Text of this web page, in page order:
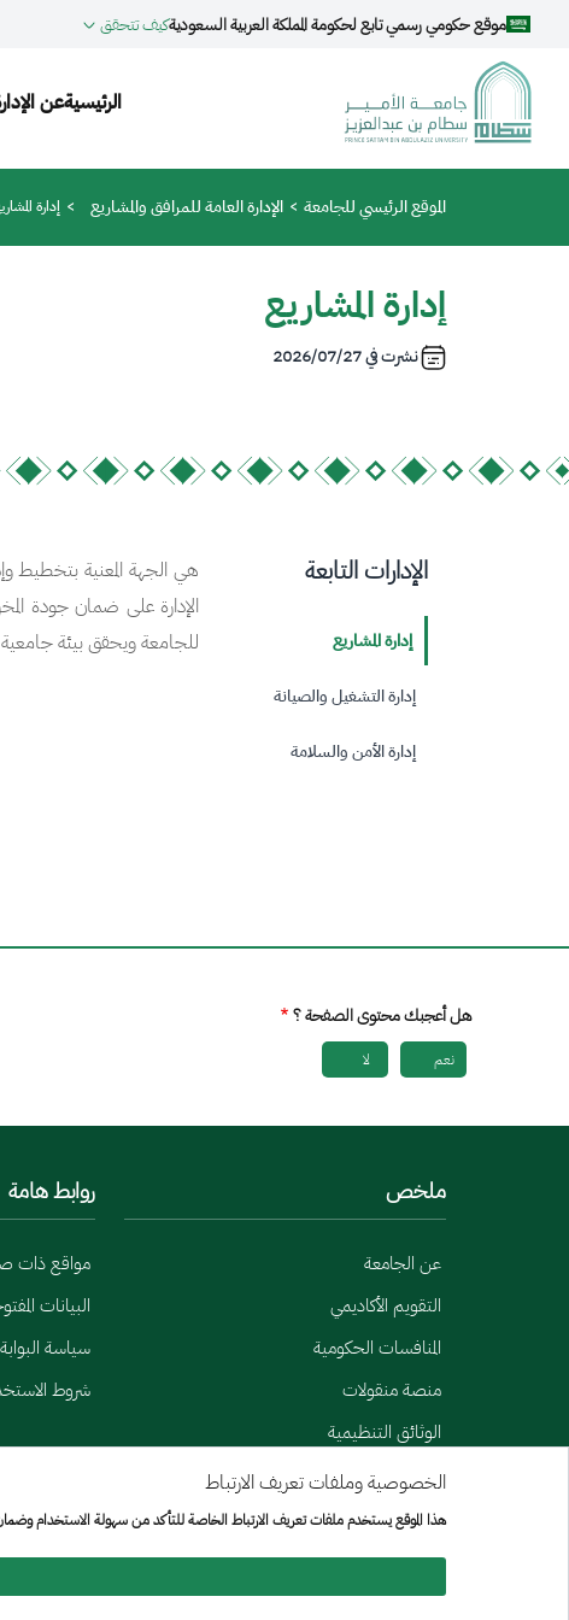
تجاوز إلى المحتوى الرئيسي
موقع حكومي رسمي تابع لحكومة المملكة العربية السعوديةكيف تتحقق
الرئيسيةعن
مسار التنقل
الموقع الرئيسي للجامعة الإدارة العامة للمرافق والمشاريع إدارة
إدارة المشاريع
نشرت في2026/07/27
الإدارات التابعة
إدارة المشاريع
إدارة التشغيل والصيانة
إدارة الأمن والسلامة
هي الجهة المعنية بتخطيط
الإدارة على ضمان جودة
للجامعة ويحقق بيئة
هل أعجبك محتوى الصفحة ؟
نعم لا
ملخص
عن الجامعة
التقويم الأكاديمي
المنافسات الحكومية
منصة منقولات
الوثائق التنظيمية
روابط هامة
مواقع ذات
البيانات
سياسة البوابة
شروط
Menu Copyright
خريطة الموقع
تاريخ آخر تعديل:05/08/2026
الخصوصية وملفات تعريف الارتباط
هذا الموقع يستخدم ملفات تعريف الارتباط الخاصة للتأكد من سهولة الاستخدام